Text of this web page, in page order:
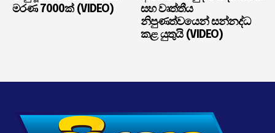
මරණ 7000ක් (VIDEO)
සහ වෘත්තීය
නිපුණත්වයෙන් සන්නද්ධ
කළ යුතුයි (VIDEO)